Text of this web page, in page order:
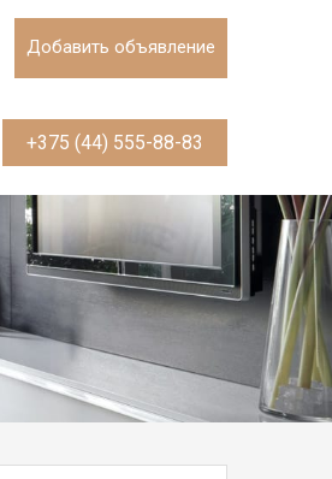
Добавить объявление
+375 (44) 555-88-83